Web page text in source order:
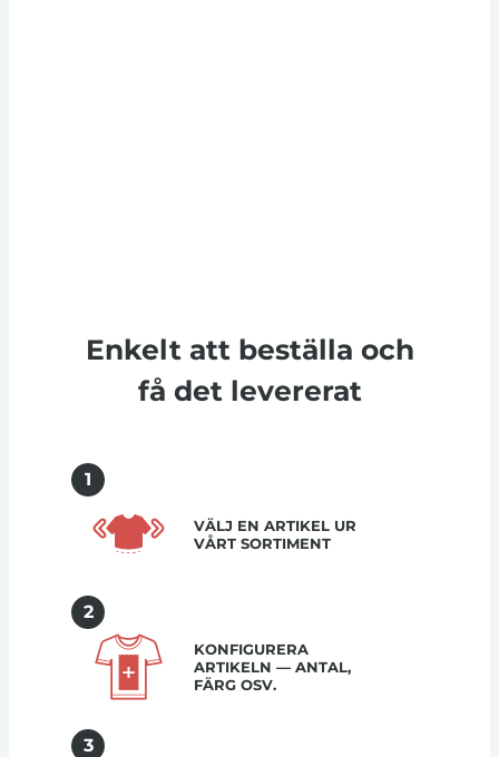
Enkelt att beställa och
få det levererat
1
VÄLJ EN ARTIKEL UR
VÅRT SORTIMENT
2
KONFIGURERA
ARTIKELN — ANTAL,
FÄRG OSV.
3